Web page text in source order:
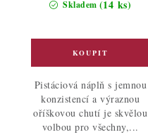
Skladem (14 ks)
Pistáciová náplň s jemnou
konzistencí a výraznou
oříškovou chutí je skvělou
volbou pro všechny,...